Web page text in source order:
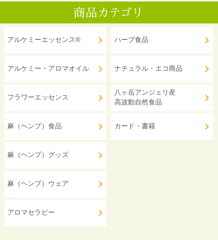
アルケミーエッセンス®
アルケミー・アロマオイル
フラワーエッセンス
麻（ヘンプ）食品
麻（ヘンプ）グッズ
麻（ヘンプ）ウェア
アロマセラピー
ハーブ食品
ナチュラル・エコ商品
八ヶ岳アンジェリ産
高波動自然食品
カード・書籍